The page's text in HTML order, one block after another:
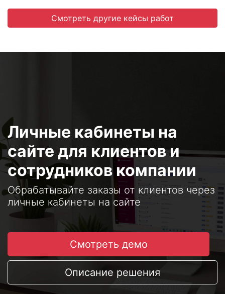
Смотреть другие кейсы работ
Личные кабинеты на
сайте для клиентов и
сотрудников компании
Обрабатывайте заказы от клиентов через
личные кабинеты на сайте
Смотреть демо
Описание решения